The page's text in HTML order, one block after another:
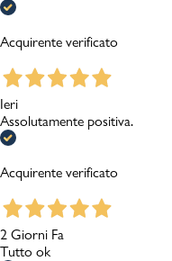
Acquirente verificato
Ieri
Assolutamente positiva.
Acquirente verificato
2 Giorni Fa
Tutto ok